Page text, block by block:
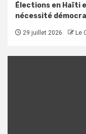
Élections en Haïti
nécessité
29 juillet 2026 Le